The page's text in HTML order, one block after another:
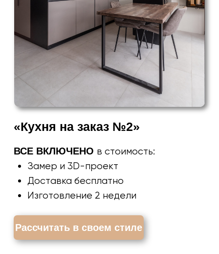
Рассчитать в своем стиле
«Кухня на заказ №4»
ВСЕ ВКЛЮЧЕНОв стоимость:
Замер и 3D-проект